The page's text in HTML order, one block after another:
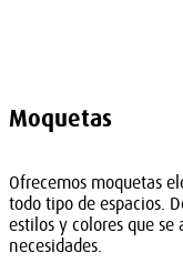
Moquetas
Ofrecemos moquetas
todo tipo de espacios.
estilos y colores que
necesidades.